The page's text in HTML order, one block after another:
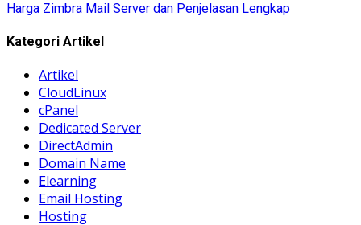
Harga Zimbra Mail Server dan Penjelasan Lengkap
Kategori Artikel
Artikel
CloudLinux
cPanel
Dedicated Server
DirectAdmin
Domain Name
Elearning
Email Hosting
Hosting